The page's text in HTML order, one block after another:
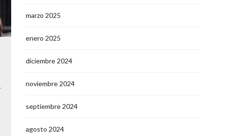
marzo 2025
enero 2025
diciembre 2024
noviembre 2024
septiembre 2024
agosto 2024